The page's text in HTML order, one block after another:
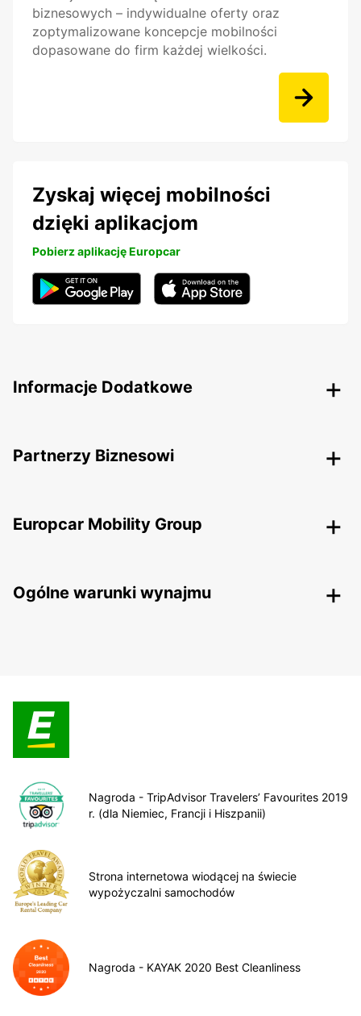
biznesowych – indywidualne oferty oraz
zoptymalizowane koncepcje mobilności
dopasowane do firm każdej wielkości.
Zyskaj więcej mobilności
dzięki aplikacjom
Pobierz aplikację Europcar
Informacje Dodatkowe
Partnerzy Biznesowi
Europcar Mobility Group
Ogólne warunki wynajmu
Nagroda - TripAdvisor Travelers’ Favourites 2019
r. (dla Niemiec, Francji i Hiszpanii)
Strona internetowa wiodącej na świecie
wypożyczalni samochodów
Nagroda - KAYAK 2020 Best Cleanliness